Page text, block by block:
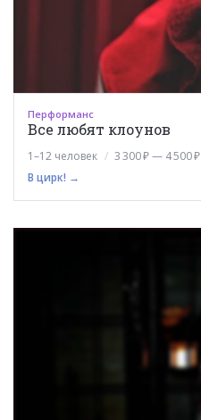
Перформанс
Все любят клоунов
1–12 человек
3 300 ₽ — 4 500 ₽
В цирк! →